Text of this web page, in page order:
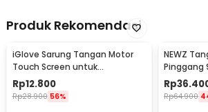
Produk Rekomendasi
iGlove Sarung Tangan Motor
Touch Screen untuk
Smartphone dan Tablet - XT08
Rp12.800
Rp28.900 56%
NEWZ
Pinggang
Plier - CA-
Rp
Rp64.900